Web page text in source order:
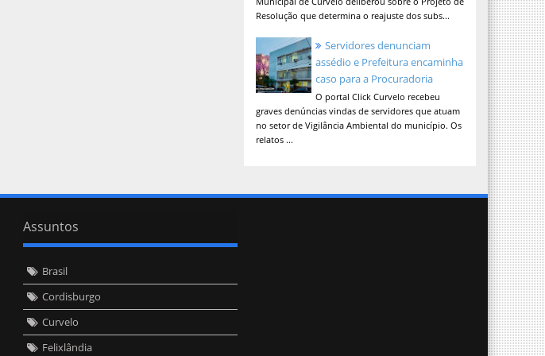
Resolução que determina o reajuste dos subs...
Servidores denunciam
assédio e Prefeitura encaminha
caso para a Procuradoria
O portal Click Curvelo recebeu
graves denúncias vindas de servidores que atuam
no setor de Vigilância Ambiental do município. Os
relatos ...
Assuntos
Brasil
Cordisburgo
Curvelo
Felixlândia